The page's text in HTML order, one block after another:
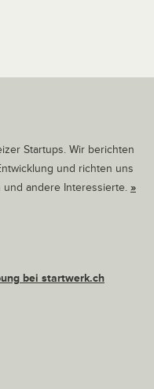
Startups. Wir berichten
und richten uns
andere Interessierte. »
bei startwerk.ch